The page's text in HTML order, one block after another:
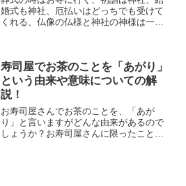
婚式も神社、厄払いはどっちでも受けて
くれる、仏像の仏様と神社の神様は一
た。そもそも神社とお寺はど...
寿司屋でお茶のことを「あがり」
という由来や意味についての解
説！
お寿司屋さんでお茶のことを、「あが
り」と言いますがどんな由来があるので
しょうか？お寿司屋さんに限ったことで